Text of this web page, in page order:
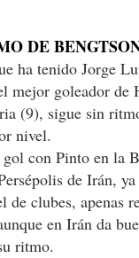
DE
ha tenido Jorge
mejor goleador de
(9), sigue sin
nivel.
gol con Pinto en la
de Irán,
de clubes, apenas
en Irán da
ritmo.